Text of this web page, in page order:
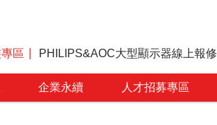
區 PHILIPS&AOC大型顯示器線上報修
企業永續 人才招募專區